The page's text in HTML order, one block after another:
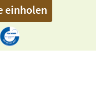
einholen